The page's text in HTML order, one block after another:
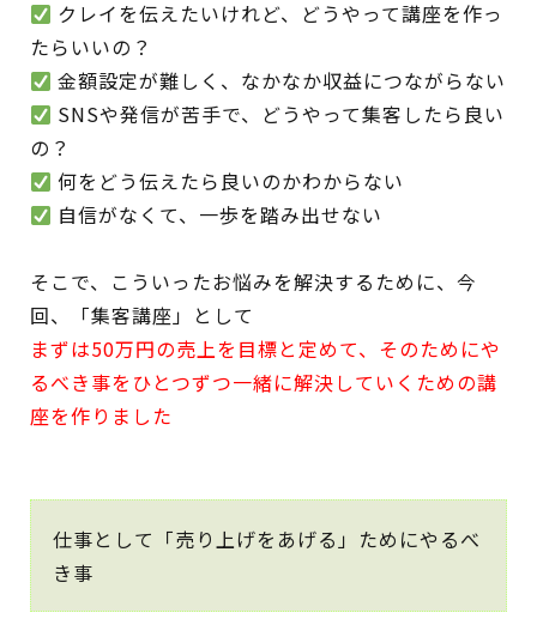
クレイを伝えたいけれど、どうやって講座を作っ
たらいいの？
金額設定が難しく、なかなか収益につながらない
SNSや発信が苦手で、どうやって集客したら良い
の？
何をどう伝えたら良いのかわからない
自信がなくて、一歩を踏み出せない
そこで、こういったお悩みを解決するために、今
回、「集客講座」として
まずは50万円の売上を目標と定めて、そのためにや
るべき事をひとつずつ一緒に解決していくための講
座を作りました
仕事として「売り上げをあげる」ためにやるべ
き事